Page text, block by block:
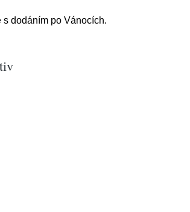
dodáním po Vánocích.